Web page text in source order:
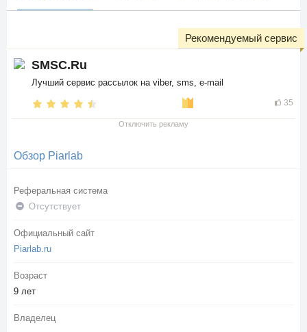
SMSC.Ru
Лучший сервис рассылок на viber, sms, e-mail
35
Рекомендуемый сервис
Отключить рекламу
Обзор Piarlab
Реферальная система
Отсутствует
Официальный сайт
Piarlab.ru
Возраст
9 лет
Владелец